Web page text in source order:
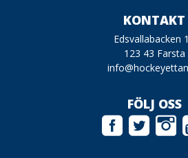
KONTAKT
Edsvallabacken
123 43 Farsta
FÖLJ OSS